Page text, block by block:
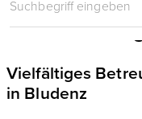
Ferienzeit in
Vielfältiges
in Bludenz